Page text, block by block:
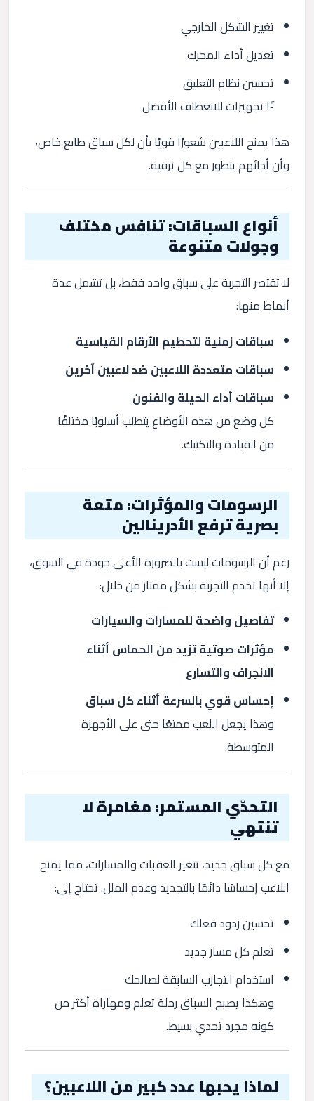
تغيير الشكل الخارجي
تعديل أداء المحرك
تحسين نظام التعليق
-ًا تجهيزات للانعطاف الأفضل
هذا يمنح اللاعبين شعورًا قويًا بأن لكل سباق طابع خاص،
وأن أدائهم يتطور مع كل ترقية.
أنواع السباقات: تنافس مختلف
وجولات متنوعة
لا تقتصر التجربة على سباق واحد فقط، بل تشمل عدة
أنماط منها:
سباقات زمنية لتحطيم الأرقام القياسية
سباقات متعددة اللاعبين ضد لاعبين آخرين
سباقات أداء الحيلة والفنون
كل وضع من هذه الأوضاع يتطلب أسلوبًا مختلفًا
من القيادة والتكتيك.
الرسومات والمؤثرات: متعة
بصرية ترفع الأدرينالين
رغم أن الرسومات ليست بالضرورة الأعلى جودة في السوق،
إلا أنها تخدم التجربة بشكل ممتاز من خلال:
تفاصيل واضحة للمسارات والسيارات
مؤثرات صوتية تزيد من الحماس أثناء
الانجراف والتسارع
إحساس قوي بالسرعة أثناء كل سباق
وهذا يجعل اللعب ممتعًا حتى على الأجهزة
المتوسطة.
التحدّي المستمر: مغامرة لا
تنتهي
مع كل سباق جديد، تتغير العقبات والمسارات، مما يمنح
اللاعب إحساسًا دائمًا بالتجديد وعدم الملل. تحتاج إلى:
تحسين ردود فعلك
تعلم كل مسار جديد
استخدام التجارب السابقة لصالحك
وهكذا يصبح السباق رحلة تعلم ومهاراة أكثر من
كونه مجرد تحدي بسيط.
لماذا يحبها عدد كبير من اللاعبين؟